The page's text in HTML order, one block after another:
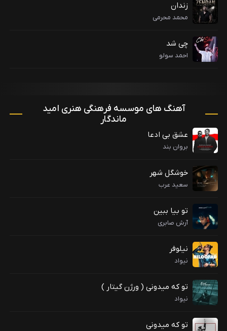
زندان
محمد محرمی
چی شد
احمد سولو
آهنگ های موسسه فرهنگی هنری امید
ماندگار
عشق بی ادعا
بروان بند
خوشگل شهر
سعید عرب
تو بیا ببین
آرش صابری
نیلوفر
نیواد
تو که میدونی ( ورژن گیتار )
نیواد
تو که میدونی